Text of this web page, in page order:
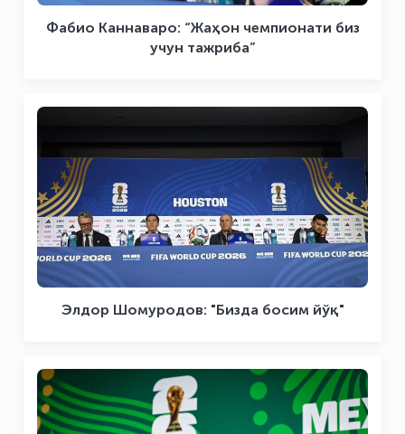
Фабио Каннаваро: “Жаҳон чемпионати биз
учун тажриба”
Элдор Шомуродов: "Бизда босим йўқ"